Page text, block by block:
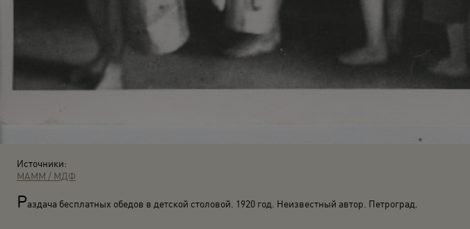
Источники:
МАММ / МДФ
Раздача бесплатных обедов в детской столовой. 1920 год. Неизвестный автор. Петроград.